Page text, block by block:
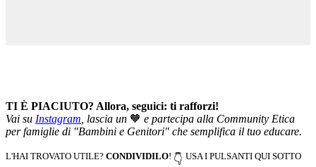
TI È PIACIUTO? Allora, seguici: ti rafforzi!
Vai su Instagram , lascia un 🧡 e partecipa alla Community Etica
per famiglie di "Bambini e Genitori" che semplifica il tuo educare.
L'HAI TROVATO UTILE? CONDIVIDILO! 👇 USA I PULSANTI QUI SOTTO